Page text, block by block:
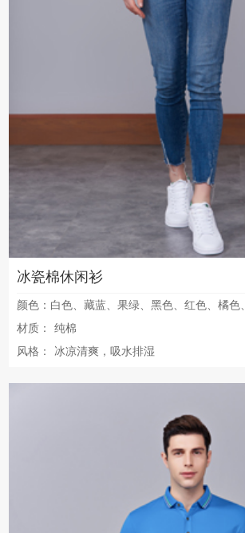
冰瓷棉休闲衫
颜色：白色、藏蓝、果绿、黑色、红色、橘色
材质：
纯棉
风格：
冰凉清爽，吸水排湿